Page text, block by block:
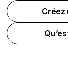
Créez